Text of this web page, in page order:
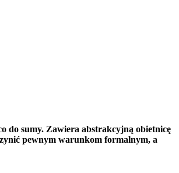
do sumy. Zawiera abstrakcyjną obietnicę
pewnym warunkom formalnym, a